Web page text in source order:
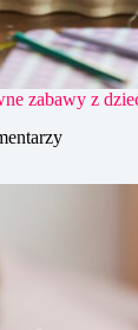
zabawy z